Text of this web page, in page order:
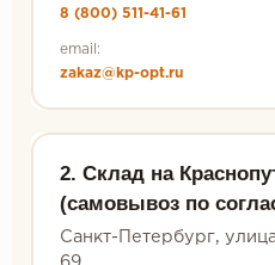
8 (800) 511-41-61
email:
zakaz@kp-opt.ru
2. Склад на
(самовывоз по
Санкт-Петербург,
69